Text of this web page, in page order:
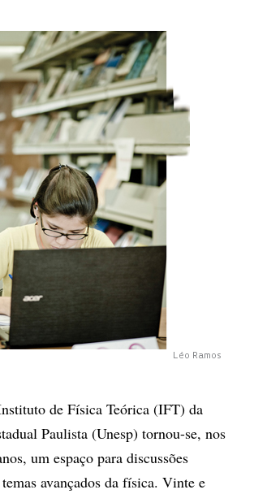
Léo Ramos
de Física Teórica (IFT) da
Paulista (Unesp) tornou-se, nos
um espaço para discussões
avançados da física. Vinte e